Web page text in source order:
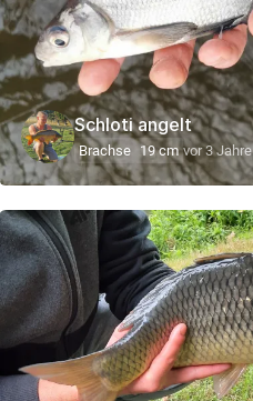
Schloti angelt
Brachse 19 cm vor 3 Jahre